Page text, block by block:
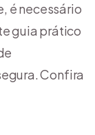
é necessário
guia prático
Confira